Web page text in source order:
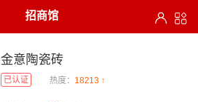
招商馆
金意陶瓷砖
已认证 热度： 18213 ↑